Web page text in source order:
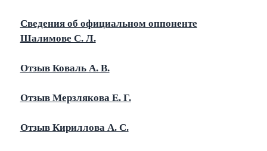
Сведения об официальном оппоненте
Шалимове С. Л.
Отзыв Коваль А. В.
Отзыв Мерзлякова Е. Г.
Отзыв Кириллова А. С.